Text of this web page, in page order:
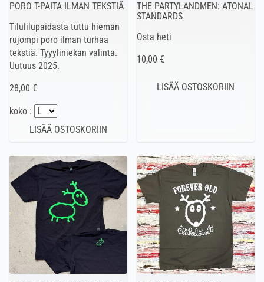
PORO T-PAITA ILMAN TEKSTIÄ
Tilulilupaidasta tuttu hieman
rujompi poro ilman turhaa
tekstiä. Tyyyliniekan valinta.
Uutuus 2025.
28,00 €
koko :
THE PARTYLANDMEN: ATONAL
STANDARDS
Osta heti
10,00 €